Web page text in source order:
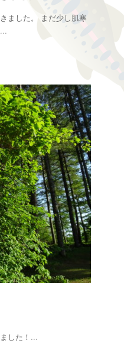
ました。 まだ少し肌寒
...
した！ ...